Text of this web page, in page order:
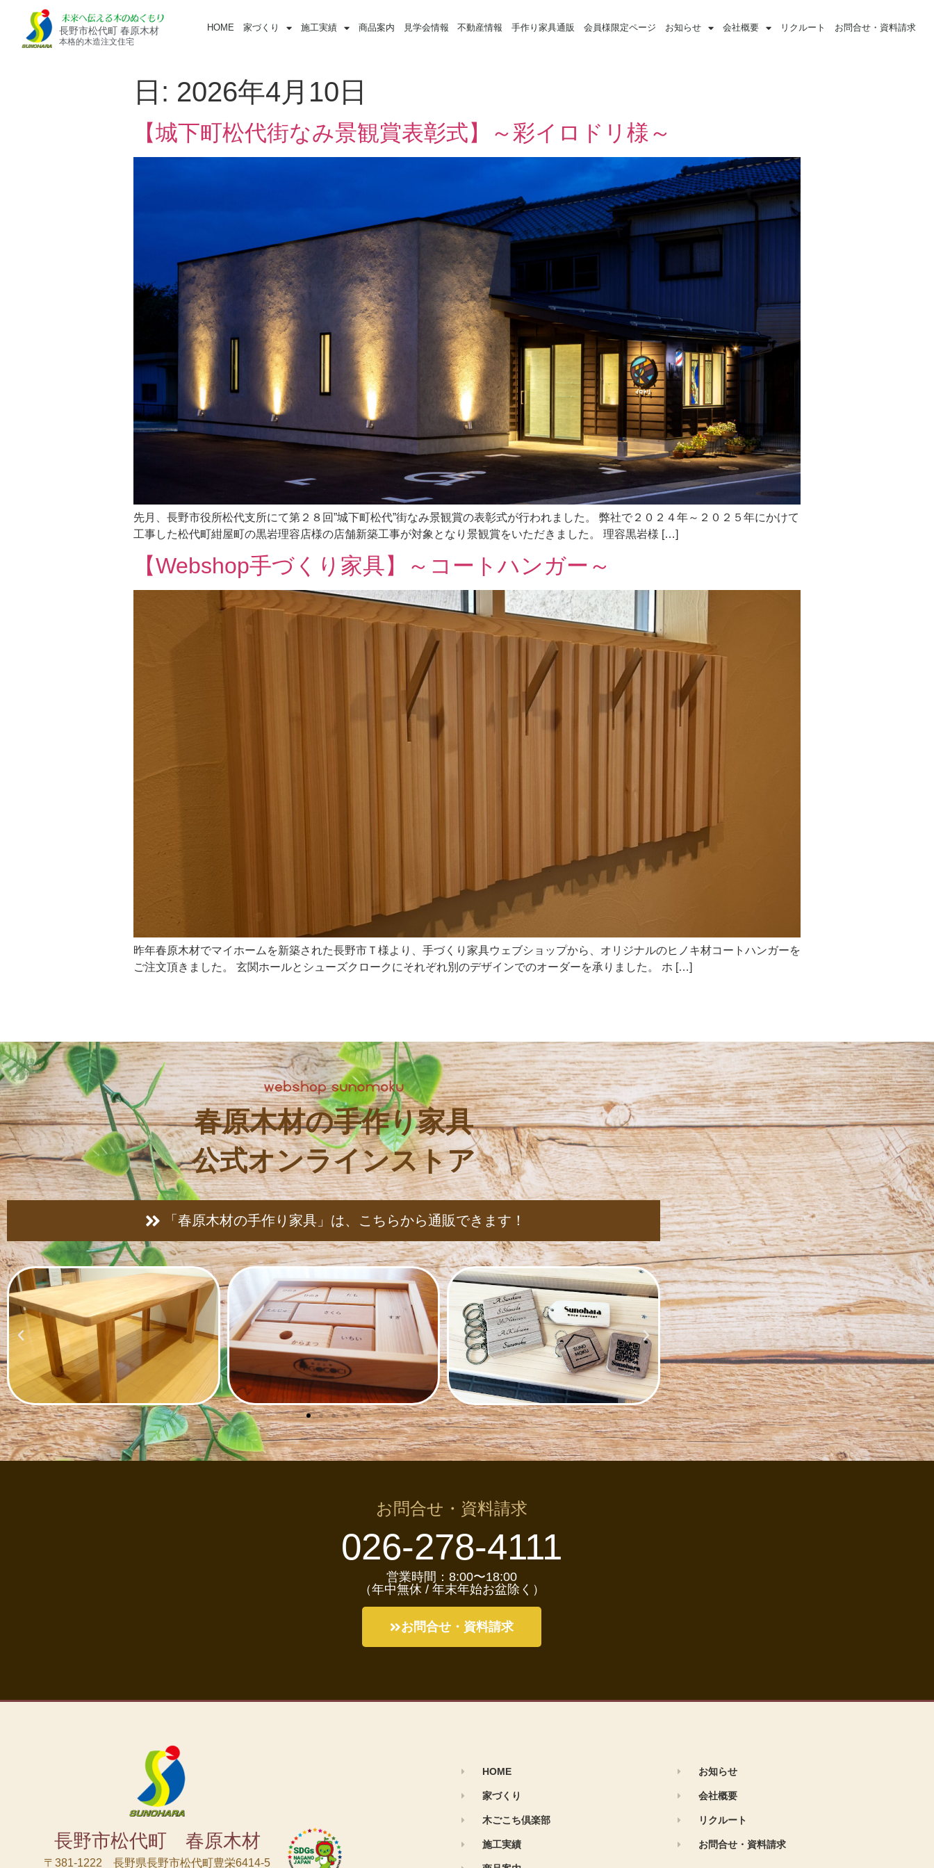
長野市松代町 春原木材
本格的木造注文住宅
HOME 家づくり 施工実績 商品案内 見学会情報 不動産情報 手作り家具通販 会員様限定ページ お知らせ 会社概要 リクルート お問合せ・資料請求
日: 2026年4月10日
【城下町松代街なみ景観賞表彰式】～彩イロドリ様～
先月、長野市役所松代支所にて第２８回”城下町松代”街なみ景観賞の表彰式が行われました。 弊社で２０２４年～２０２５年にかけて
工事した松代町紺屋町の黒岩理容店様の店舗新築工事が対象となり景観賞をいただきました。 理容黒岩様 […]
【Webshop手づくり家具】～コートハンガー～
昨年春原木材でマイホームを新築された長野市Ｔ様より、手づくり家具ウェブショップから、オリジナルのヒノキ材コートハンガーを
ご注文頂きました。 玄関ホールとシューズクロークにそれぞれ別のデザインでのオーダーを承りました。 ホ […]
春原木材の手作り家具
公式オンラインストア
「春原木材の手作り家具」は、 こちらから通販できます！
お問合せ・資料請求
026-278-4111
営業時間：8:00〜18:00
（年中無休 / 年末年始お盆除く）
お問合せ・資料請求
長野市松代町 春原木材
〒381-1222 長野県長野市松代町豊栄6414-5
HOME
家づくり
木ごこち倶楽部
施工実績
お知らせ
会社概要
リクルート
お問合せ・資料請求